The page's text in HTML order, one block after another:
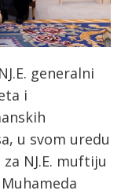
generalni
i
u svom uredu
NJ.E. muftiju